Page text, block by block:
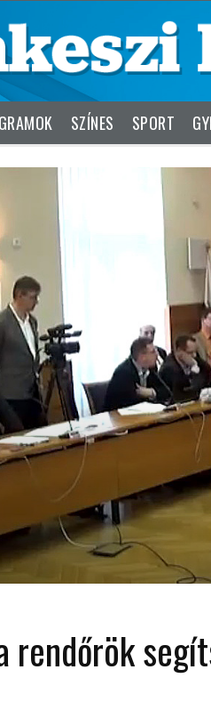
SZÍNES SPORT
rendőrök